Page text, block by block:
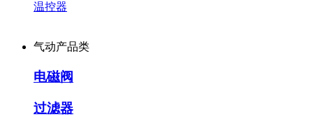
温控器
气动产品类
电磁阀
过滤器